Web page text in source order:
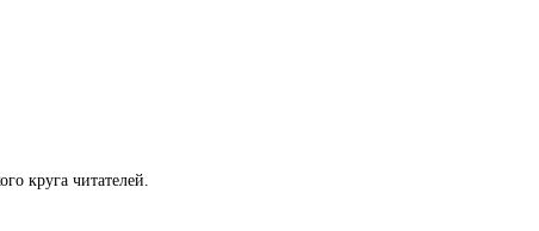
круга читателей.